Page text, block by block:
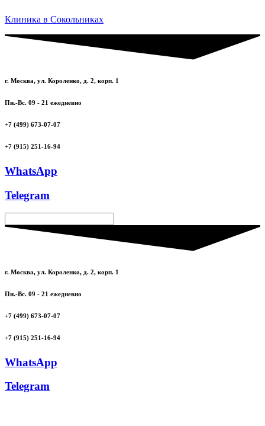
Клиника в Сокольниках
г. Москва, ул. Короленко, д. 2, корп. 1
Пн.-Вс. 09 - 21 ежедневно
+7 (499) 673-07-07
+7 (915) 251-16-94
WhatsApp
Telegram
г. Москва, ул. Короленко, д. 2, корп. 1
Пн.-Вс. 09 - 21 ежедневно
+7 (499) 673-07-07
+7 (915) 251-16-94
WhatsApp
Telegram